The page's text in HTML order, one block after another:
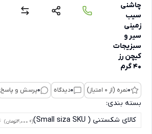
چاشنی
سیب
زمینی
سیر و
سبزیجات
کیچن رز
40 گرم
0نمره (از 0 امتیاز) 0دیدگاه 0پرسش و پاسخ
بسته بندی:
کالای شکستنی ( Small siza SKU)
(+ 4,000 تومان)